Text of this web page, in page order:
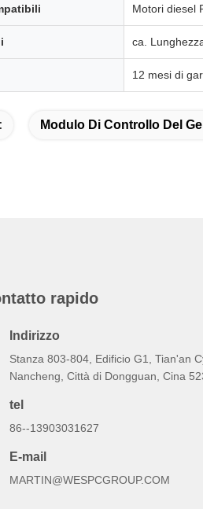
Motori diesel
ca.
12 mesi di
Modulo Di Controllo Del
rapido
Indirizzo
Stanza 803-804, Edificio G1, Tian'an
Nancheng, Città di Dongguan, Cina
tel
86--13903031627
E-mail
MARTIN@WESPCGROUP.COM